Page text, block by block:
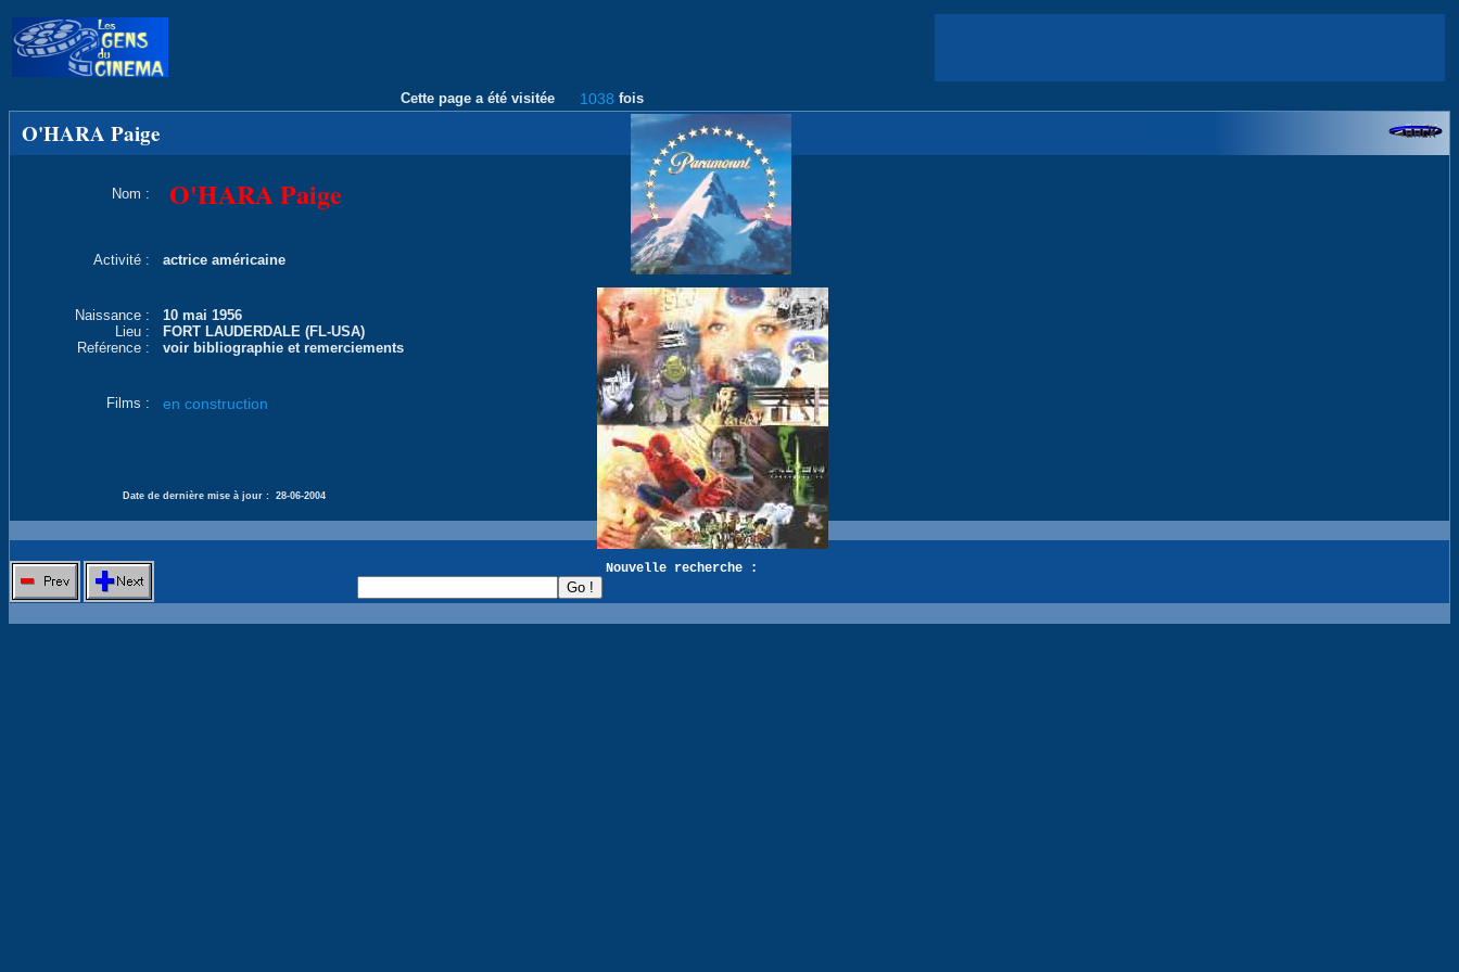
Cette page a été visitée 1038 fois
O'HARA Paige
Nom : O'HARA Paige
Activité : actrice américaine
Naissance :
10 mai 1956
Lieu :
FORT LAUDERDALE (FL-USA)
Reférence :
voir bibliographie et remerciements
Films : en construction
Date de dernière mise à jour : 28-06-2004
Nouvelle recherche :